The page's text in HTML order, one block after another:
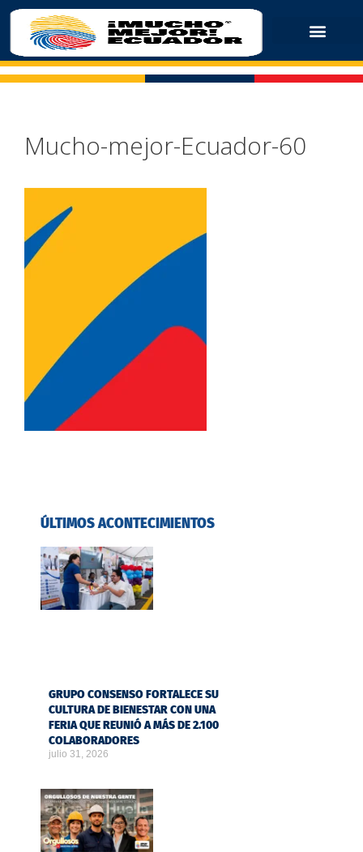
Mucho-mejor-Ecuador-60
ÚLTIMOS ACONTECIMIENTOS
GRUPO CONSENSO FORTALECE SU
CULTURA DE BIENESTAR CON UNA
FERIA QUE REUNIÓ A MÁS DE 2.100
COLABORADORES
julio 31, 2026